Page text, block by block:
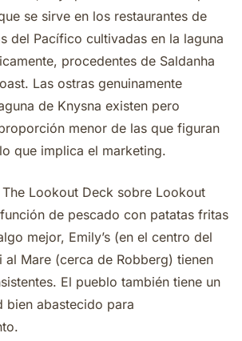
se sirve en los restaurantes de
del Pacífico cultivadas en la laguna
procedentes de Saldanha
Las ostras genuinamente
de Knysna existen pero
menor de las que figuran
que implica el marketing.
The Lookout Deck sobre Lookout
de pescado con patatas fritas
mejor, Emily’s (en el centro del
al Mare (cerca de Robberg) tienen
El pueblo también tiene un
bien abastecido para